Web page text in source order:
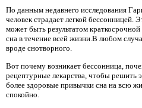
По данным недавнего исследования
человек страдает легкой бессонницей.
может быть результатом
сна в течение всей жизни.В любом
вроде снотворного.
Вот почему возникает бессонница,
рецептурные лекарства, чтобы решить
более здоровые привычки сна на всю
спокойно.